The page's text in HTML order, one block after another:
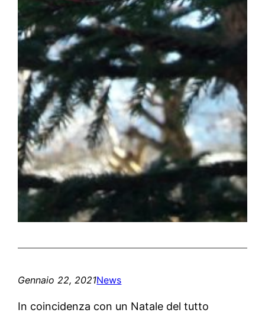
Gennaio 22, 2021News
In coincidenza con un Natale del tutto